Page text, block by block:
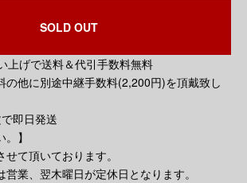
SOLD OUT
上げで送料＆代引手数料無料
の他に別途中継手数料(2,200円)を頂戴致し
即日発送
】
て頂いております。
業、翌木曜日が定休日となります。